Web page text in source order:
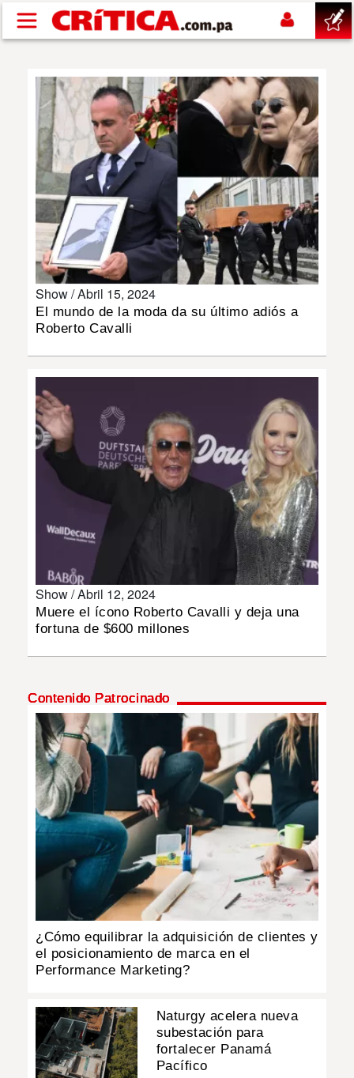
Pasar al contenido principal
SUCESOS
NACIONAL
POLÍTICA
SHOW
DEPORTES
MULTIMEDIA
IMPRESO
Show /Abril 15, 2024
El mundo de la moda da su último adiós a
Roberto Cavalli
Show /Abril 12, 2024
Muere el ícono Roberto Cavalli y deja una
fortuna de $600 millones
Contenido Patrocinado
¿Cómo equilibrar la adquisición de clientes y
el posicionamiento de marca en el
Performance Marketing?
Naturgy acelera nueva
subestación para
fortalecer Panamá
Pacífico